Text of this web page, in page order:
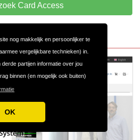
nog makkelijk en persoonlijker te
vergelijkbare technieken) in.
partijen informatie over jou
binnen (en mogelijk ook buiten)
OK
Card Access